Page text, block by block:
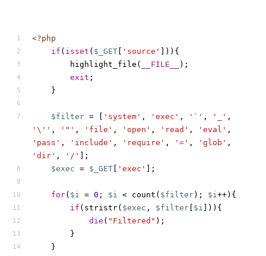
<?php
if ( isset ( $_GET 'source'
])){
        highlight_file(
__FILE__
);
exit ;
    }
$filter = [ 'system' , 'exec' , '`' , '_'
'\'' , '"' , 'file' , 'open' , 'read' , 'eval'
'pass' , 'include' , 'require' , '=' , 'glob'
'dir' , '/'
];
$exec = $_GET 'exec' ];
for( $i = 0 ; $i < count( $filter); $i ++){
if (stristr( $exec , $filter $i
])){
die ( "Filtered" );
        }
    }